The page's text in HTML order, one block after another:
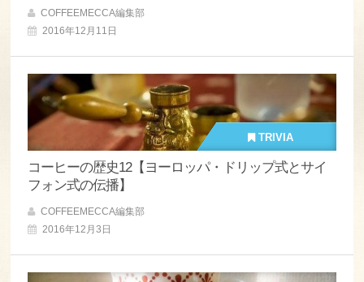
COFFEEMECCA編集部
2016年12月11日
TRIVIA
コーヒーの歴史12【ヨーロッパ・ドリップ式とサイ
フォン式の伝播】
COFFEEMECCA編集部
2016年12月3日